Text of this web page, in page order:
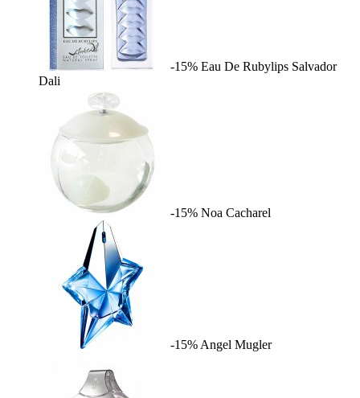
-15% Eau De Rubylips Salvador
Dali
-15% Noa Cacharel
-15% Angel Mugler